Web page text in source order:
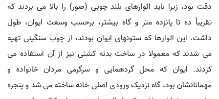
دقت بود، زیرا باید الوارهای بلند چوبی (صور) را بالا می بردند که
تقریباً ده تا پانزده متر و گاه بیشتر، برحسب وسعت ایوان، طول
داشت. این الوارها که ستونهای ایوان بودند، از چوب سنگینی تهیه
می شدند که معمولا در ساخت بدنه کشتی نیز از آن استفاده می
کردند. ایوان که محل گردهمایی و سرگرمی مردان خانواده و
مهمانانشان بود، گاه نزدیک ورودی اصلی خانه ساخته می شد و پنجره